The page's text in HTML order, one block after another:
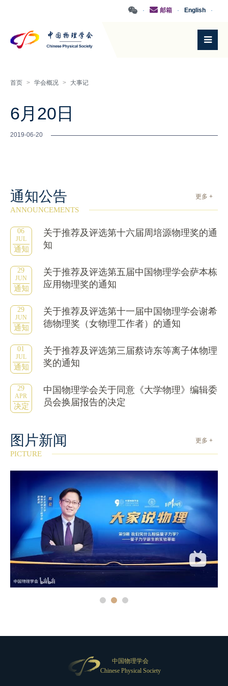
·
English
·
邮箱
·
首页 > 学会概况 > 大事记
6月20日
2019-06-20
通知公告 更多 +
ANNOUNCEMENTS
06
JUL
通知
关于推荐及评选第十六届周培源物理奖的通
知
29
JUN
通知
关于推荐及评选第五届中国物理学会萨本栋
应用物理奖的通知
29
JUN
通知
关于推荐及评选第十一届中国物理学会谢希
德物理奖（女物理工作者）的通知
01
JUL
通知
关于推荐及评选第三届蔡诗东等离子体物理
奖的通知
29
APR
决定
中国物理学会关于同意《大学物理》编辑委
员会换届报告的决定
更多 +
图片新闻
PICTURE
中国物理学会
Chinese Physical Society